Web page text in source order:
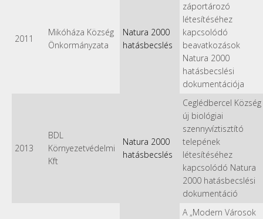
2011
Mikóháza Község
Önkormányzata
Natura 2000
hatásbecslés
záportározó
létesítéséhez
kapcsolódó
beavatkozások
Natura 2000
hatásbecslési
dokumentációja
2013
BDL
Környezetvédelmi
Kft
Natura 2000
hatásbecslés
Ceglédbercel Község
új biológiai
szennyvíztisztító
telepének
létesítéséhez
kapcsolódó Natura
2000 hatásbecslési
dokumentáció
A „Modern Városok